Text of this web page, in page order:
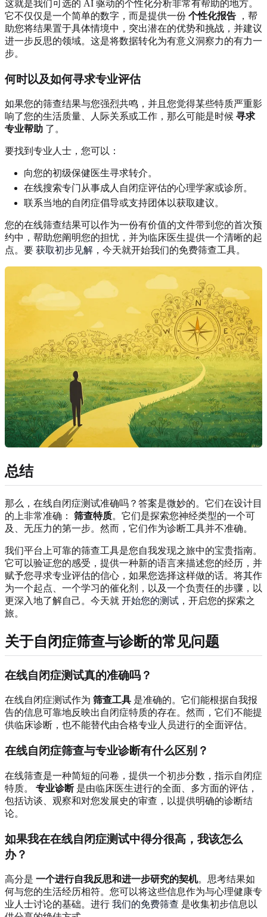
这就是我们可选的 AI 驱动的个性化分析非常有帮助的地方。
它不仅仅是一个简单的数字，而是提供一份 个性化报告 ，帮
助您将结果置于具体情境中，突出潜在的优势和挑战，并建议
进一步反思的领域。这是将数据转化为有意义洞察力的有力一
步。
何时以及如何寻求专业评估
如果您的筛查结果与您强烈共鸣，并且您觉得某些特质严重影
响了您的生活质量、人际关系或工作，那么可能是时候 寻求
专业帮助 了。
要找到专业人士，您可以：
向您的初级保健医生寻求转介。
在线搜索专门从事成人自闭症评估的心理学家或诊所。
联系当地的自闭症倡导或支持团体以获取建议。
您的在线筛查结果可以作为一份有价值的文件带到您的首次预
约中，帮助您阐明您的担忧，并为临床医生提供一个清晰的起
点。要 获取初步见解 ，今天就开始我们的免费筛查工具。
总结
那么，在线自闭症测试准确吗？答案是微妙的。它们在设计目
的上非常准确： 筛查特质。它们是探索您神经类型的一个可
及、无压力的第一步。然而，它们作为诊断工具并不准确。
我们平台上可靠的筛查工具是您自我发现之旅中的宝贵指南。
它可以验证您的感受，提供一种新的语言来描述您的经历，并
赋予您寻求专业评估的信心，如果您选择这样做的话。将其作
为一个起点、一个学习的催化剂，以及一个负责任的步骤，以
更深入地了解自己。今天就 开始您的测试 ，开启您的探索之
旅。
关于自闭症筛查与诊断的常见问题
在线自闭症测试真的准确吗？
在线自闭症测试作为 筛查工具 是准确的。它们能根据自我报
告的信息可靠地反映出自闭症特质的存在。然而，它们不能提
供临床诊断，也不能替代由合格专业人员进行的全面评估。
在线自闭症筛查与专业诊断有什么区别？
在线筛查是一种简短的问卷，提供一个初步分数，指示自闭症
特质。 专业诊断是由临床医生进行的全面、多方面的评估，
包括访谈、观察和对您发展史的审查，以提供明确的诊断结
论。
如果我在在线自闭症测试中得分很高，我该怎么
办？
高分是 一个进行自我反思和进一步研究的契机。思考结果如
何与您的生活经历相符。您可以将这些信息作为与心理健康专
业人士讨论的基础。进行 我们的免费筛查 是收集初步信息以